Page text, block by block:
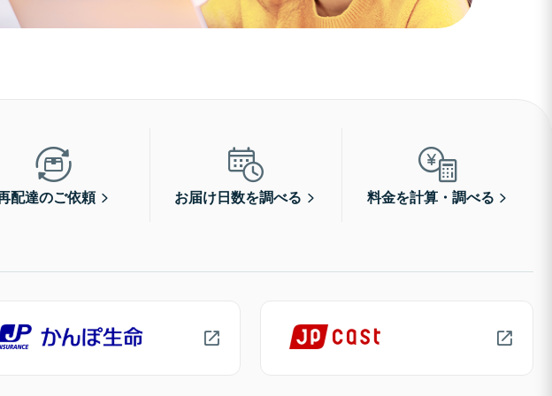
配達のご依頼 お届け日数を調べる 料金を計算・調べる